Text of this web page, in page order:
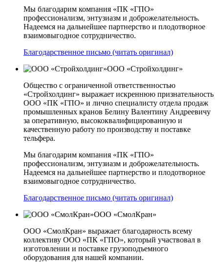
Мы благодарим компания «ПК «ГПО»
профессионализм, энтузиазм и доброжелательность.
Надеемся на дальнейшее партнерство и плодотворное
взаимовыгодное сотрудничество.
Благодарственное письмо (читать оригинал)
ООО «Стройхолдинг»
Общество с ограниченной ответственностью
«Стройхолдинг» выражает искреннюю признательность
ООО «ПК «ГПО» и лично специалисту отдела продаж
промышленных кранов Белину Валентину Андреевичу
за оперативную, высококвалифицированную и
качественную работу по производству и поставке
тельфера.
Мы благодарим компания «ПК «ГПО»
профессионализм, энтузиазм и доброжелательность.
Надеемся на дальнейшее партнерство и плодотворное
взаимовыгодное сотрудничество.
Благодарственное письмо (читать оригинал)
ООО «СмолКран»
ООО «СмолКран» выражает благодарность всему
коллективу ООО «ПК «ГПО», который участвовал в
изготовлении и поставке грузоподъемного
оборудования для нашей компании.